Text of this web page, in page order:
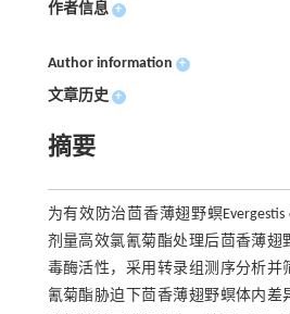
作者信息 +
Author information +
文章历史 +
摘要
为有效防治茴香薄翅野螟
剂量高效氯氰菊酯处理后茴香薄翅
毒酶活性，采用转录组测序分析并
氰菊酯胁迫下茴香薄翅野螟体内差